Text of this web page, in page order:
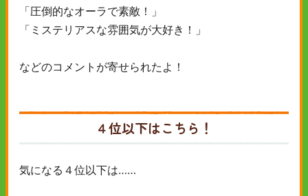
「圧倒的なオーラで素敵！」
「ミステリアスな雰囲気が大好き！」
などのコメントが寄せられたよ！
４位以下はこちら！
気になる４位以下は……